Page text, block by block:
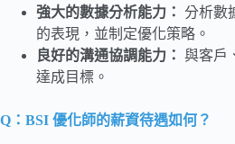
強大的數據分析能力： 分析數
的表現，並制定優化策略。
良好的溝通協調能力： 與客戶
達成目標。
Q：BSI 優化師的薪資待遇如何？